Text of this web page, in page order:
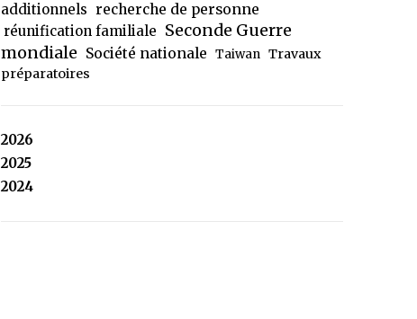
additionnels recherche de personne
réunification familiale Seconde Guerre
mondiale Société nationale Taiwan Travaux
préparatoires
2026
2025
2024